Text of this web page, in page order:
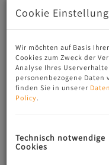
Exclusive
Beschreibung
Cookie
Wir möchten auf Basis
Cookies zum Zweck der
Analyse Ihres
personenbezogene
finden Sie in unserer
Policy.
Technisch notwendige
Cookies